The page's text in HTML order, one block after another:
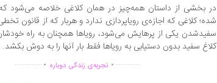
در بخشی از داستان همه‌چیز در همان کلاغی خلاصه می‌شود
شده؛ کلاغی که اجازه‌ی رویاپردازی ندارد و هربار که از قانون
سفیدشدن یکی از پرهایش می‌شود، رویاها همچنان به راه
کلاغ سفید بدون دستیابی به رویاها فقط بار آنها را به دوش بکشد.
................ تجربه‌ی زندگی دوباره...............